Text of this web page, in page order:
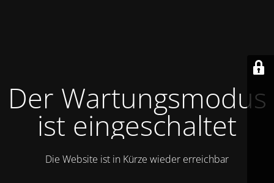
Der Wartungsmodus
ist eingeschaltet
Die Website ist in Kürze wieder erreichbar